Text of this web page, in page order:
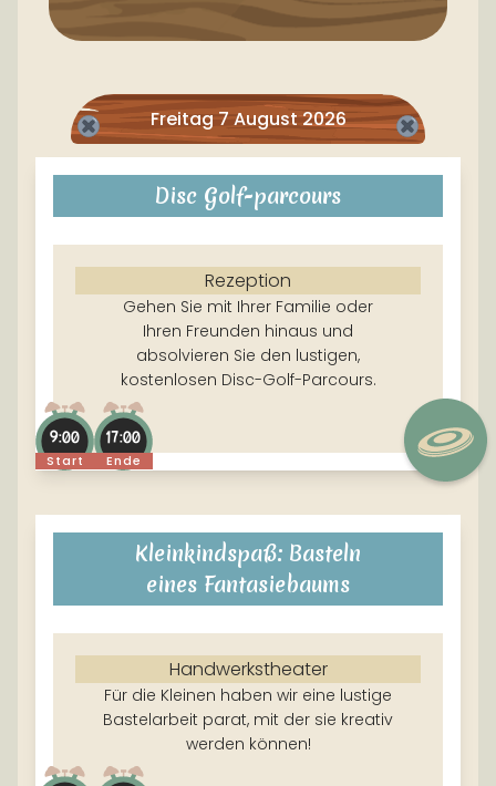
Freitag 7 August 2026
Disc Golf-parcours
Rezeption
Gehen Sie mit Ihrer Familie oder
Ihren Freunden hinaus und
absolvieren Sie den lustigen,
kostenlosen Disc-Golf-Parcours.
Start
9:00
Ende
17:00
Kleinkindspaß: Basteln
eines Fantasiebaums
Handwerkstheater
Für die Kleinen haben wir eine lustige
Bastelarbeit parat, mit der sie kreativ
werden können!